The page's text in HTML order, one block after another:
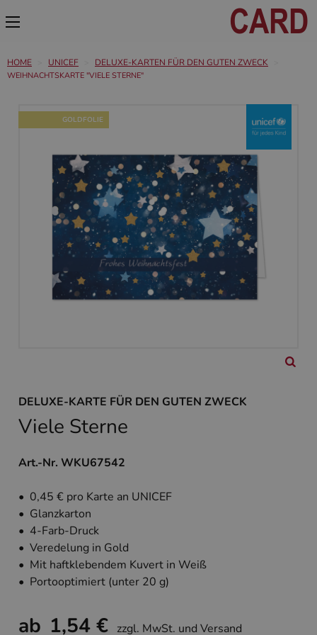
HOME UNICEF DELUXE-KARTEN FÜR DEN GUTEN ZWECK
WEIHNACHTSKARTE "VIELE STERNE"
GOLDFOLIE
DELUXE-KARTE FÜR DEN GUTEN ZWECK
Viele Sterne
Art.-Nr. WKU67542
• 0,45 € pro Karte an UNICEF
• Glanzkarton
• 4-Farb-Druck
• Veredelung in Gold
• Mit haftklebendem Kuvert in Weiß
• Portooptimiert (unter 20 g)
ab 1,54 € zzgl. MwSt. und Versand